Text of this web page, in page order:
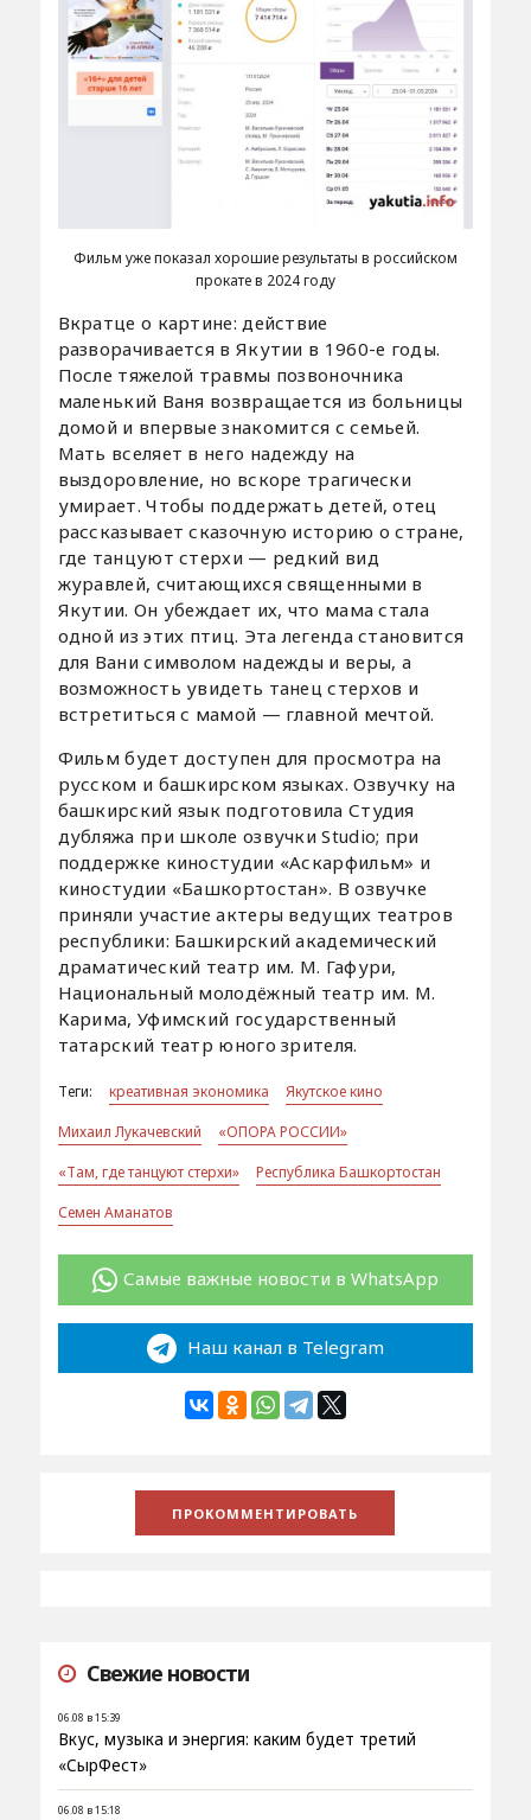
Фильм уже показал хорошие результаты в российском
прокате в 2024 году
Вкратце о картине: действие
разворачивается в Якутии в 1960-е годы.
После тяжелой травмы позвоночника
маленький Ваня возвращается из больницы
домой и впервые знакомится с семьей.
Мать вселяет в него надежду на
выздоровление, но вскоре трагически
умирает. Чтобы поддержать детей, отец
рассказывает сказочную историю о стране,
где танцуют стерхи — редкий вид
журавлей, считающихся священными в
Якутии. Он убеждает их, что мама стала
одной из этих птиц. Эта легенда становится
для Вани символом надежды и веры, а
возможность увидеть танец стерхов и
встретиться с мамой — главной мечтой.
Фильм будет доступен для просмотра на
русском и башкирском языках. Озвучку на
башкирский язык подготовила Студия
дубляжа при школе озвучки Studio; при
поддержке киностудии «Аскарфильм» и
киностудии «Башкортостан». В озвучке
приняли участие актеры ведущих театров
республики: Башкирский академический
драматический театр им. М. Гафури,
Национальный молодёжный театр им. М.
Карима, Уфимский государственный
татарский театр юного зрителя.
Теги: креативная экономика
Якутское кино
Михаил Лукачевский
«ОПОРА РОССИИ»
«Там, где танцуют стерхи»
Республика Башкортостан
Семен Аманатов
Самые важные новости в WhatsApp
Наш канал в Telegram
Свежие новости
06.08 в 15:39
Вкус, музыка и энергия: каким будет третий
«СырФест»
06.08 в 15:18